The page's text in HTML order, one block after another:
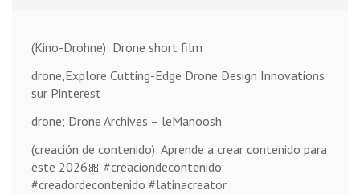
(Kino-Drohne): Drone short film
drone,Explore Cutting-Edge Drone Design Innovations
sur Pinterest
drone; Drone Archives – leManoosh
(creación de contenido): Aprende a crear contenido para
este 2026🎀 #creaciondecontenido
#creadordecontenido #latinacreator